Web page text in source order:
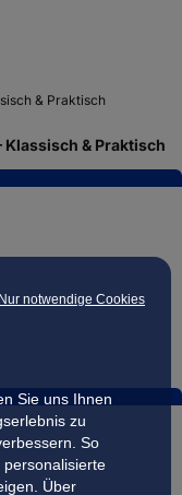
Nur notwendige Cookies
Sie uns Ihnen
zu
So
Über
Klassisch & Praktisch